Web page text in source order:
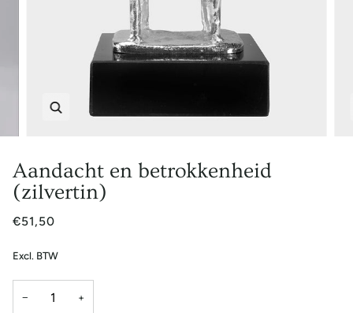
Aandacht en betrokkenheid
(zilvertin)
€51,50
Excl. BTW
− +